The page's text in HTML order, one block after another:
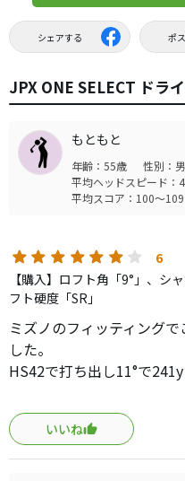
シェアする ポ
JPX ONE SELECT ドラ
もともと
年齢：55歳 性別：
平均ヘッドスピード
平均スコア：100～109
6
【購入】ロフト角「9°」、シ
フト硬度「SR」
ミズノのフィッティング
した。
HS42で打ち出し11°で241y
ヘッドスピードがもっと
個人的には打感と直進性
いいね